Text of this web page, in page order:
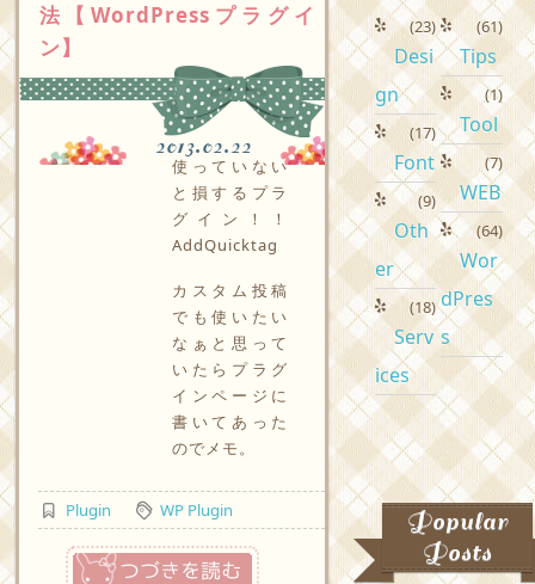
法【WordPressプラグイ
ン】
2013.02.22
使っていない
と損するプラ
グイン！！
AddQuicktag
カスタム投稿
でも使いたい
なぁと思って
いたらプラグ
インページに
書いてあった
のでメモ。
Plugin WP Plugin
つづきを読む
Desi
gn
(23)
Font
(17)
Oth
er
(9)
Serv
ices
(18)
Tips
(61)
Tool
(1)
WEB
(7)
Wor
dPres
s
(64)
Popular
Posts